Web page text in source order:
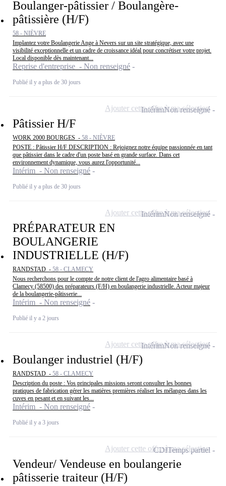
Boulanger-pâtissier / Boulangère-
pâtissière (H/F)
58 - NIÈVRE
Implantez votre Boulangerie Ange à Nevers sur un site stratégique, avec une
visibilité exceptionnelle et un cadre de croissance idéal pour concrétiser votre projet.
Local disponible dès maintenant...
Reprise d'entreprise - Non renseigné
Publié il y a plus de 30 jours
Pâtissier H/F
WORK 2000 BOURGES - 58 - NIÈVRE
POSTE : Pâtissier H/F DESCRIPTION : Rejoignez notre équipe passionnée en tant
que pâtissier dans le cadre d'un poste basé en grande surface. Dans cet
environnement dynamique, vous aurez l'opportunité...
Intérim - Non renseigné
Publié il y a plus de 30 jours
IntérimNon renseigné
Ajouter cette offre à ma sélection
PRÉPARATEUR EN
BOULANGERIE
INDUSTRIELLE (H/F)
RANDSTAD - 58 - CLAMECY
Nous recherchons pour le compte de notre client de l'agro alimentaire basé à
Clamecy (58500) des préparateurs (F/H) en boulangerie industrielle. Acteur majeur
de la boulangerie-pâtisserie...
Intérim - Non renseigné
Publié il y a 2 jours
IntérimNon renseigné
Ajouter cette offre à ma sélection
Boulanger industriel (H/F)
RANDSTAD - 58 - CLAMECY
Description du poste : Vos principales missions seront consulter les bonnes
pratiques de fabrication gérer les matières premières réaliser les mélanges dans les
cuves en pesant et en suivant les...
Intérim - Non renseigné
Publié il y a 3 jours
IntérimNon renseigné
Ajouter cette offre à ma sélection
Vendeur/ Vendeuse en boulangerie
pâtisserie traiteur (H/F)
CDITemps partiel
Ajouter cette offre à ma sélection